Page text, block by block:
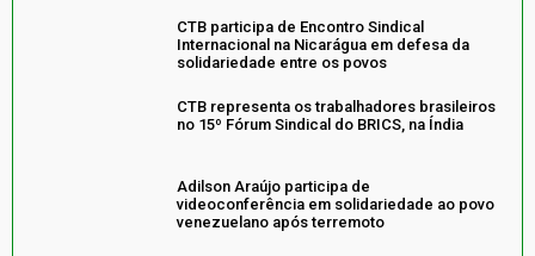
CTB participa de Encontro Sindical
Internacional na Nicarágua em defesa da
solidariedade entre os povos
CTB representa os trabalhadores brasileiros
no 15º Fórum Sindical do BRICS, na Índia
Adilson Araújo participa de
videoconferência em solidariedade ao povo
venezuelano após terremoto